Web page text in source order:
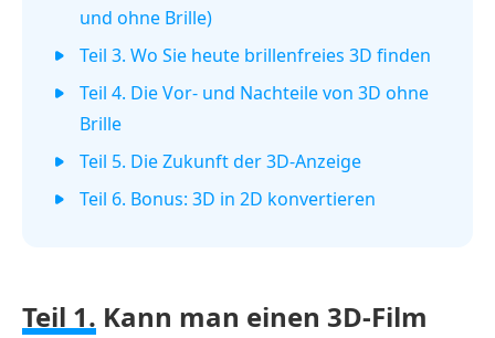
und ohne Brille)
Teil 3. Wo Sie heute brillenfreies 3D finden
Teil 4. Die Vor- und Nachteile von 3D ohne
Brille
Teil 5. Die Zukunft der 3D-Anzeige
Teil 6. Bonus: 3D in 2D konvertieren
Teil 1. Kann man einen 3D-Film